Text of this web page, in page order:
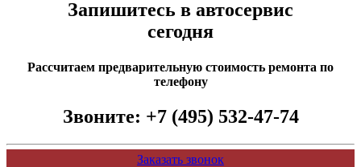
Запишитесь в автосервис
сегодня
Рассчитаем предварительную стоимость ремонта по
телефону
Звоните: +7 (495) 532-47-74
Заказать звонок